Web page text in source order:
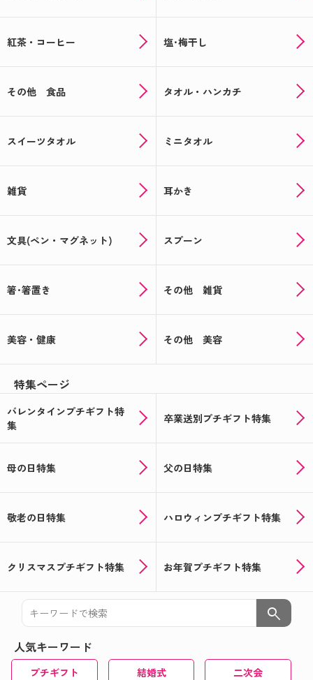
紅茶・コーヒー 塩･梅干し
その他 食品 タオル・ハンカチ
スイーツタオル ミニタオル
雑貨 耳かき
文具(ペン・マグネット) スプーン
箸･箸置き その他 雑貨
美容・健康 その他 美容
特集ページ
バレンタインプチギフト特
集
卒業送別プチギフト特集
母の日特集 父の日特集
敬老の日特集 ハロウィンプチギフト特集
クリスマスプチギフト特集 お年賀プチギフト特集
search
人気キーワード
プチギフト 結婚式 二次会